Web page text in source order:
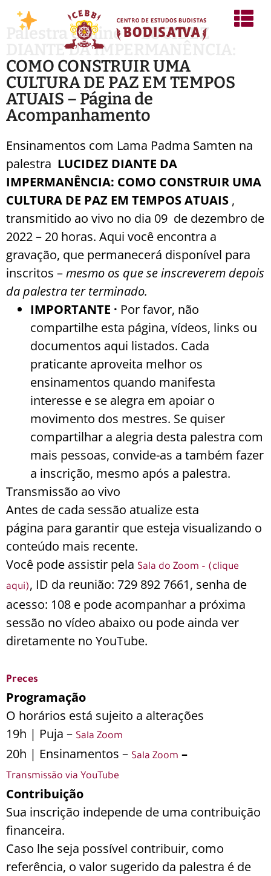
Palestra Online – LUCIDEZ
DIANTE DA IMPERMANÊNCIA:
COMO CONSTRUIR UMA
CULTURA DE PAZ EM TEMPOS
ATUAIS – Página de
Acompanhamento
Ensinamentos com Lama Padma Samten na
palestra LUCIDEZ DIANTE DA
IMPERMANÊNCIA: COMO CONSTRUIR UMA
CULTURA DE PAZ EM TEMPOS ATUAIS ,
transmitido ao vivo no dia 09 de dezembro de
2022 – 20 horas. Aqui você encontra a
gravação, que permanecerá disponível para
inscritos –mesmo os que se inscreverem depois
da palestra ter terminado.
IMPORTANTE · Por favor, não
compartilhe esta página, vídeos, links ou
documentos aqui listados. Cada
praticante aproveita melhor os
ensinamentos quando manifesta
interesse e se alegra em apoiar o
movimento dos mestres. Se quiser
compartilhar a alegria desta palestra com
mais pessoas, convide-as a também fazer
a inscrição, mesmo após a palestra.
Transmissão ao vivo
Antes de cada sessão atualize esta
página para garantir que esteja visualizando o
conteúdo mais recente.
Você pode assistir pela Sala do Zoom – (clique
aqui), ID da reunião: 729 892 7661, senha de
acesso: 108 e pode acompanhar a próxima
sessão no vídeo abaixo ou pode ainda ver
diretamente no YouTube.
Preces
Programação
O horários está sujeito a alterações
19h | Puja – Sala Zoom
20h | Ensinamentos – Sala Zoom –
Transmissão via YouTube
Contribuição
Sua inscrição independe de uma contribuição
financeira.
Caso lhe seja possível contribuir, como
referência, o valor sugerido da palestra é de